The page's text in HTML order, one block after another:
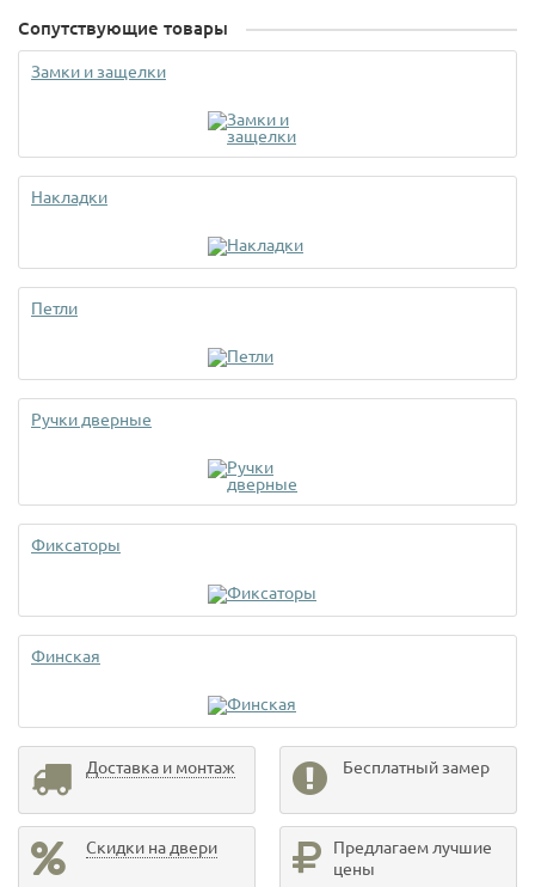
Сопутствующие товары
Замки и защелки
Накладки
Петли
Ручки дверные
Фиксаторы
Финская
Доставка и монтаж Бесплатный замер
Скидки на двери
Предлагаем лучшие
цены